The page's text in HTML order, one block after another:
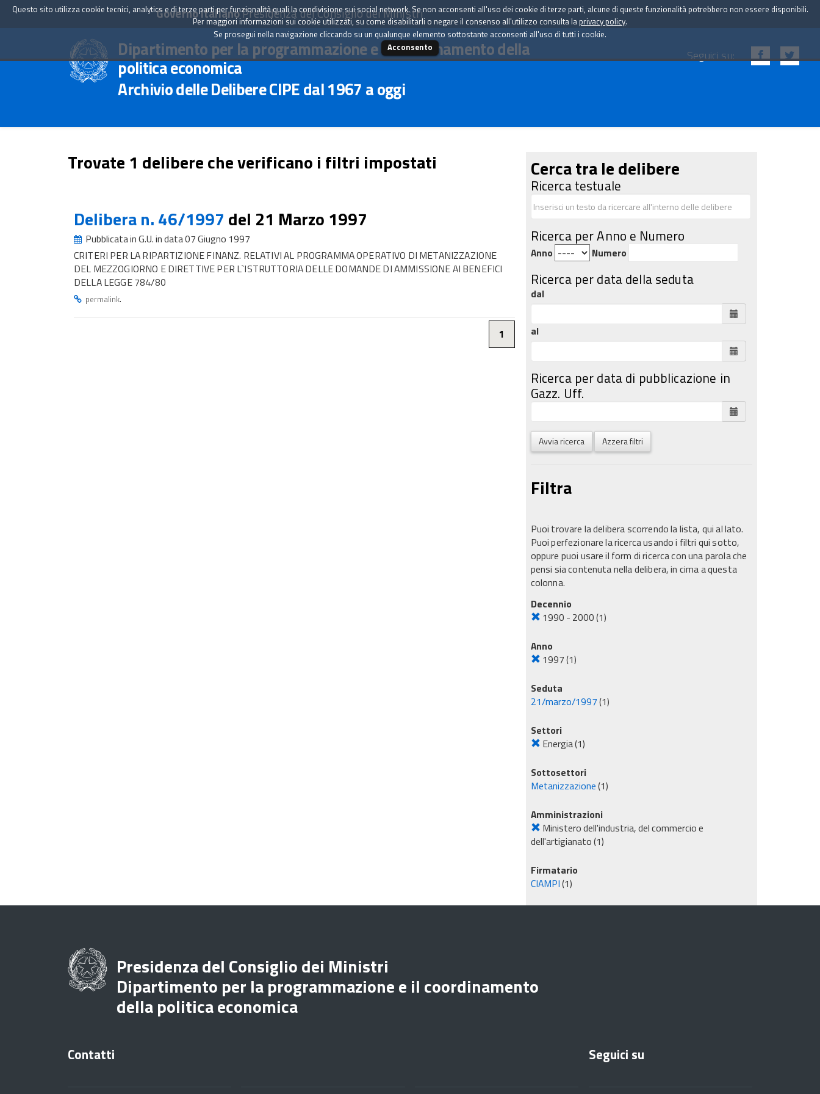
Governo ItalianoPresidenza del Consiglio dei Ministri
Dipartimento per la programmazione e il coordinamento della
politica economica
Archivio delle Delibere CIPE dal 1967 a oggi
Seguici su:
Trovate 1 delibere che verificano i filtri impostati
Delibera n. 46/1997 del 21 Marzo 1997
Pubblicata in G.U. in data 07 Giugno 1997
CRITERI PER LA RIPARTIZIONE FINANZ. RELATIVI AL PROGRAMMA OPERATIVO DI METANIZZAZIONE
DEL MEZZOGIORNO E DIRETTIVE PER L`ISTRUTTORIA DELLE DOMANDE DI AMMISSIONE AI BENEFICI
DELLA LEGGE 784/80
permalink.
1
Cerca tra le delibere
Ricerca testuale
Ricerca per Anno e Numero
Anno Numero
Ricerca per data della seduta
dal
al
Ricerca per data di pubblicazione in
Gazz. Uff.
Avvia ricerca Azzera filtri
Filtra
Puoi trovare la delibera scorrendo la lista, qui al lato.
Puoi perfezionare la ricerca usando i filtri qui sotto,
oppure puoi usare il form di ricerca con una parola che
pensi sia contenuta nella delibera, in cima a questa
colonna.
Decennio
1990 - 2000(1)
Anno
1997(1)
Seduta
21/marzo/1997(1)
Settori
Energia(1)
Sottosettori
Metanizzazione(1)
Amministrazioni
Ministero dell'industria, del commercio e
dell'artigianato(1)
Firmatario
CIAMPI(1)
Questo sito utilizza cookie tecnici, analytics e di terze parti per funzionalità quali la condivisione sui social network. Se non acconsenti all'uso dei cookie di terze parti, alcune di queste funzionalità potrebbero non essere disponibili.
Per maggiori informazioni sui cookie utilizzati, su come disabilitarli o negare il consenso all'utilizzo consulta la privacy policy.
Se prosegui nella navigazione cliccando su un qualunque elemento sottostante acconsenti all'uso di tutti i cookie.
Acconsento
Presidenza del Consiglio dei Ministri
Dipartimento per la programmazione e il coordinamento
della politica economica
Contatti Seguici su